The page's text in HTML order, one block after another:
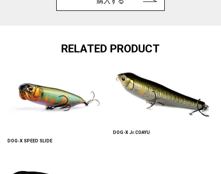
RELATED PRODUCT
DOG-X SPEED SLIDE
DOG-X Jr.COAYU